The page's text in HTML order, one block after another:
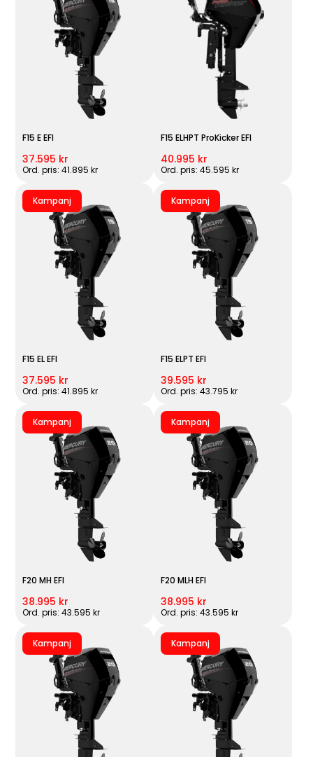
F15 E EFI
37.595 kr
Ord. pris: 41.895 kr
F15 ELHPT ProKicker EFI
40.995 kr
Ord. pris: 45.595 kr
Kampanj
F15 EL EFI
37.595 kr
Ord. pris: 41.895 kr
Kampanj
F15 ELPT EFI
39.595 kr
Ord. pris: 43.795 kr
Kampanj
F20 MH EFI
38.995 kr
Ord. pris: 43.595 kr
Kampanj
F20 MLH EFI
38.995 kr
Ord. pris: 43.595 kr
Kampanj Kampanj